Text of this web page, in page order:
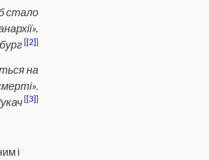
стало
[ 2 ]
на
[ 3 ]
і